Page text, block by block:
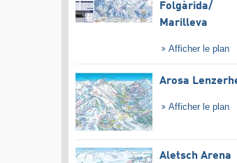
Folgàrida/​
Marilleva
Afficher le plan
Arosa
Afficher le plan
Aletsch Arena